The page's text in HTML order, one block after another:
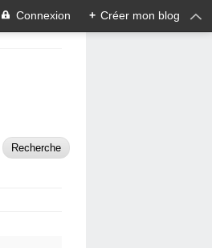
Connexion + Créer mon blog